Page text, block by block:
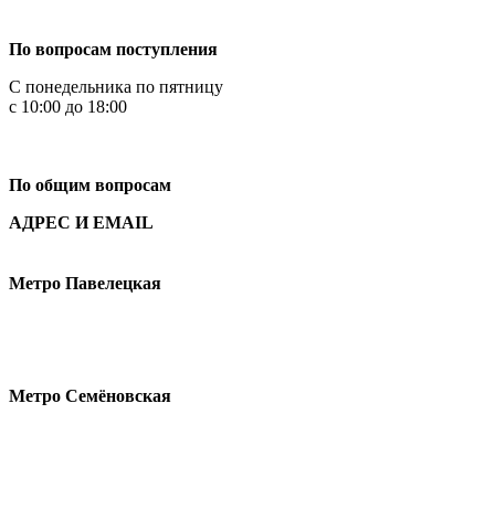
По вопросам поступления
С понедельника по пятницу
с 10:00 до 18:00
По общим вопросам
АДРЕС И EMAIL
Метро Павелецкая
Метро Семёновская